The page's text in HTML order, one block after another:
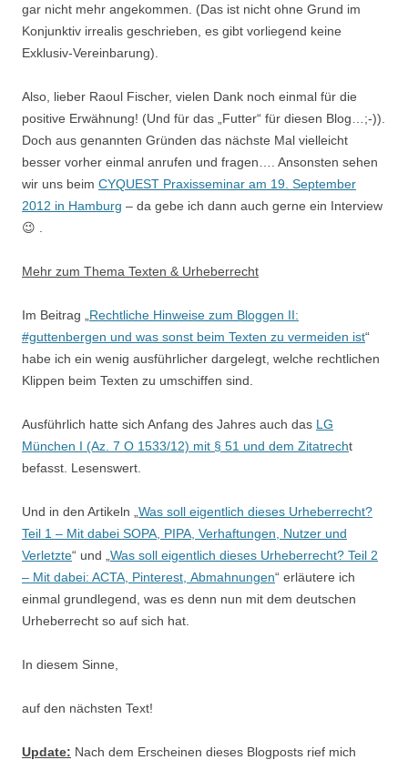
gar nicht mehr angekommen. (Das ist nicht ohne Grund im
Konjunktiv irrealis geschrieben, es gibt vorliegend keine
Exklusiv-Vereinbarung).
Also, lieber Raoul Fischer, vielen Dank noch einmal für die
positive Erwähnung! (Und für das „Futter“ für diesen Blog…;-)).
Doch aus genannten Gründen das nächste Mal vielleicht
besser vorher einmal anrufen und fragen…. Ansonsten sehen
wir uns beim CYQUEST Praxisseminar am 19. September
2012 in Hamburg – da gebe ich dann auch gerne ein Interview
😉 .
Mehr zum Thema Texten & Urheberrecht
Im Beitrag „ Rechtliche Hinweise zum Bloggen II:
#guttenbergen und was sonst beim Texten zu vermeiden ist“
habe ich ein wenig ausführlicher dargelegt, welche rechtlichen
Klippen beim Texten zu umschiffen sind.
Ausführlich hatte sich Anfang des Jahres auch das LG
München I (Az. 7 O 1533/12) mit § 51 und dem Zitatrecht
befasst. Lesenswert.
Und in den Artikeln „ Was soll eigentlich dieses Urheberrecht?
Teil 1 – Mit dabei SOPA, PIPA, Verhaftungen, Nutzer und
Verletzte“ und „ Was soll eigentlich dieses Urheberrecht? Teil 2
– Mit dabei: ACTA, Pinterest, Abmahnungen“ erläutere ich
einmal grundlegend, was es denn nun mit dem deutschen
Urheberrecht so auf sich hat.
In diesem Sinne,
auf den nächsten Text!
Update: Nach dem Erscheinen dieses Blogposts rief mich